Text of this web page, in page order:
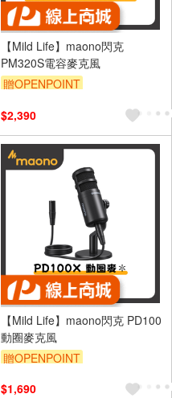
【Mild Life】maono閃克
PM320S電容麥克風
贈OPENPOINT
$2,390
【Mild Life】maono閃克 PD100
動圈麥克風
贈OPENPOINT
$1,690